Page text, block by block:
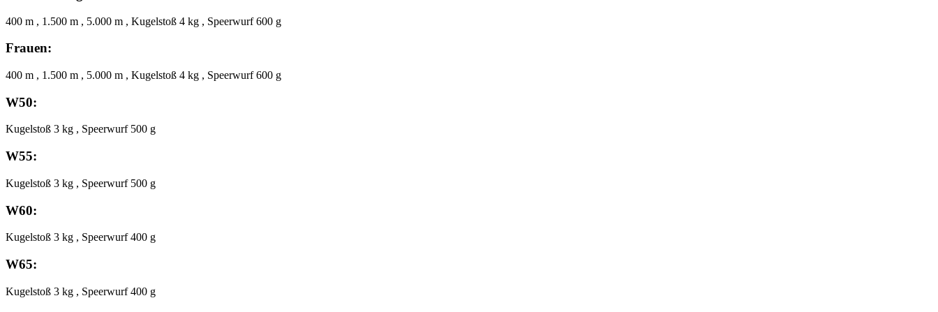
400 m , 1.500 m , 5.000 m , Kugelstoß 4 kg , Speerwurf 600 g
Frauen:
400 m , 1.500 m , 5.000 m , Kugelstoß 4 kg , Speerwurf 600 g
W50:
Kugelstoß 3 kg , Speerwurf 500 g
W55:
Kugelstoß 3 kg , Speerwurf 500 g
W60:
Kugelstoß 3 kg , Speerwurf 400 g
W65:
Kugelstoß 3 kg , Speerwurf 400 g